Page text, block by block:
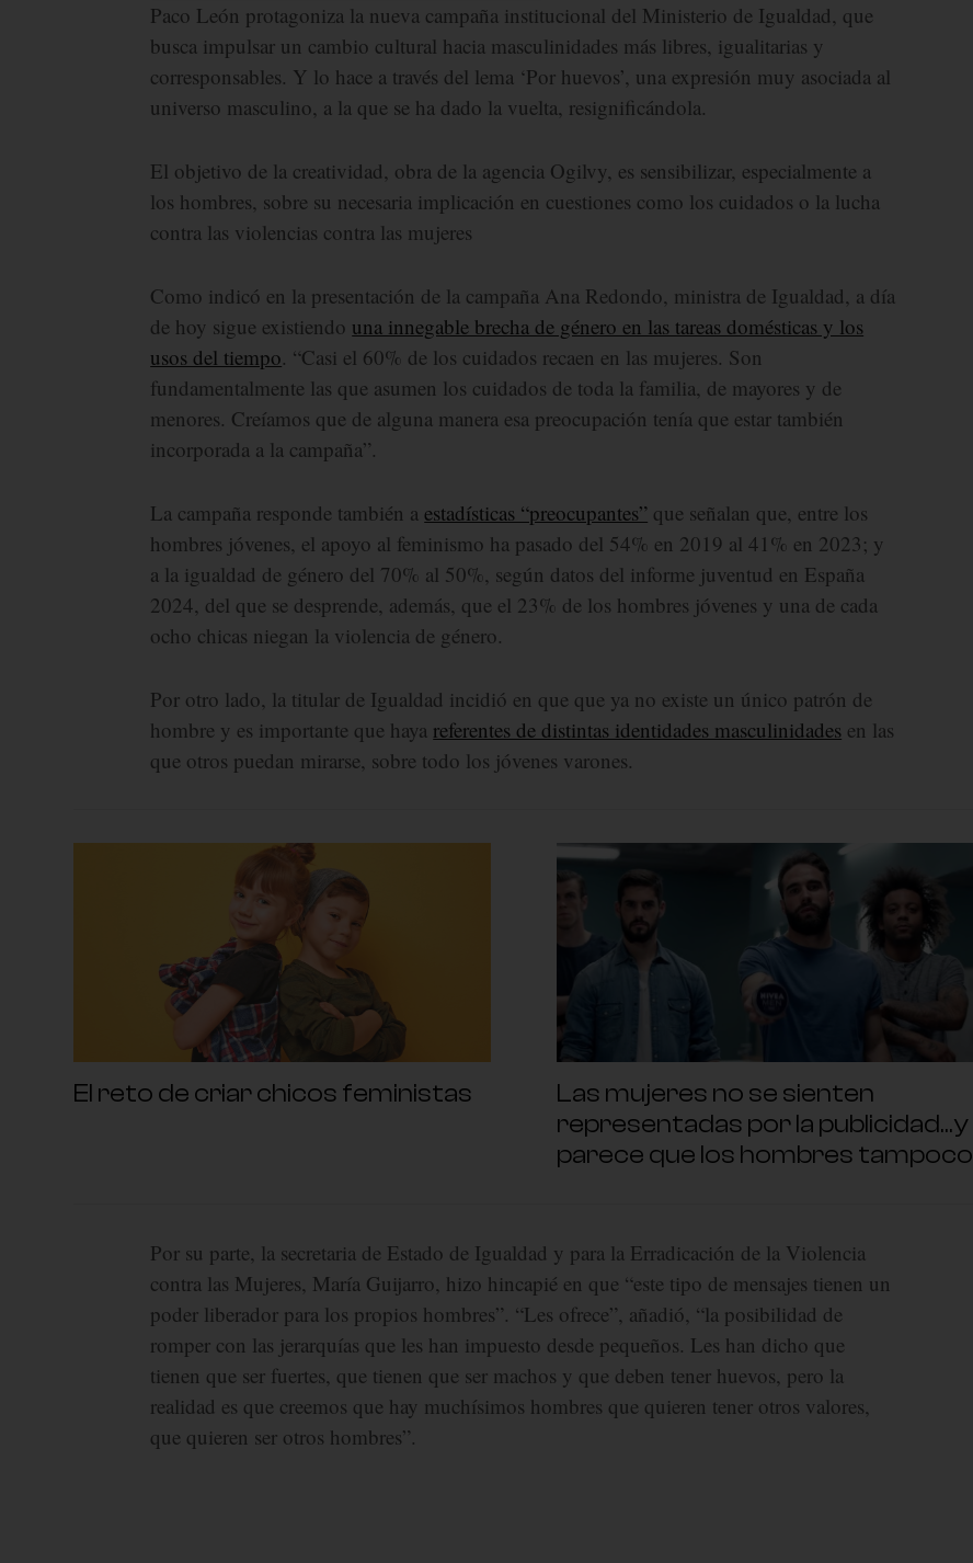
Paco León protagoniza la nueva campaña institucional del Ministerio de Igualdad, que
busca impulsar un cambio cultural hacia masculinidades más libres, igualitarias y
corresponsables. Y lo hace a través del lema ‘Por huevos’, una expresión muy asociada al
universo masculino, a la que se ha dado la vuelta, resignificándola.
El objetivo de la creatividad, obra de la agencia Ogilvy, es sensibilizar, especialmente a
los hombres, sobre su necesaria implicación en cuestiones como los cuidados o la lucha
contra las violencias contra las mujeres
Como indicó en la presentación de la campaña Ana Redondo, ministra de Igualdad, a día
de hoy sigue existiendo una innegable brecha de género en las tareas domésticas y los
usos del tiempo. “Casi el 60% de los cuidados recaen en las mujeres. Son
fundamentalmente las que asumen los cuidados de toda la familia, de mayores y de
menores. Creíamos que de alguna manera esa preocupación tenía que estar también
incorporada a la campaña”.
La campaña responde también a estadísticas “preocupantes” que señalan que, entre los
hombres jóvenes, el apoyo al feminismo ha pasado del 54% en 2019 al 41% en 2023; y
a la igualdad de género del 70% al 50%, según datos del informe juventud en España
2024, del que se desprende, además, que el 23% de los hombres jóvenes y una de cada
ocho chicas niegan la violencia de género.
Por otro lado, la titular de Igualdad incidió en que que ya no existe un único patrón de
hombre y es importante que haya referentes de distintas identidades masculinidades en las
que otros puedan mirarse, sobre todo los jóvenes varones.
El reto de criar chicos feministas
Las mujeres no se sienten
representadas por la publicidad…y
parece que los hombres tampoco
Por su parte, la secretaria de Estado de Igualdad y para la Erradicación de la Violencia
contra las Mujeres, María Guijarro, hizo hincapié en que “este tipo de mensajes tienen un
poder liberador para los propios hombres”. “Les ofrece”, añadió, “la posibilidad de
romper con las jerarquías que les han impuesto desde pequeños. Les han dicho que
tienen que ser fuertes, que tienen que ser machos y que deben tener huevos, pero la
realidad es que creemos que hay muchísimos hombres que quieren tener otros valores,
que quieren ser otros hombres”.